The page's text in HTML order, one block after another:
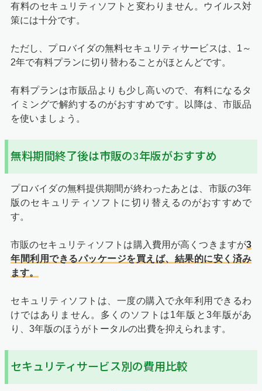
有料のセキュリティソフトと変わりません。ウイルス対
策には十分です。
ただし、プロバイダの無料セキュリティサービスは、1～
2年で有料プランに切り替わることがほとんどです。
有料プランは市販品よりも少し高いので、有料になるタ
イミングで解約するのがおすすめです。以降は、市販品
を使いましょう。
無料期間終了後は市販の3年版がおすすめ
プロバイダの無料提供期間が終わったあとは、市販の3年
版のセキュリティソフトに切り替えるのがおすすめで
す。
市販のセキュリティソフトは購入費用が高くつきますが3
年間利用できるパッケージを買えば、結果的に安く済み
ます。
セキュリティソフトは、一度の購入で永年利用できるわ
けではありません。多くのソフトは1年版と3年版があ
り、3年版のほうがトータルの出費を抑えられます。
セキュリティサービス別の費用比較